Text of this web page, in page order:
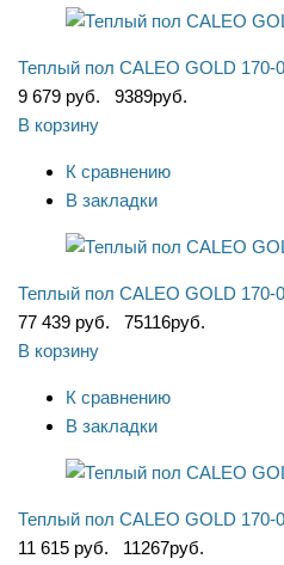
Теплый пол CALEO GOLD 170-
9 679 руб.
9389руб.
В корзину
К сравнению
В закладки
Теплый пол CALEO GOLD 170-
77 439 руб.
75116руб.
В корзину
К сравнению
В закладки
Теплый пол CALEO GOLD 170-
11 615 руб.
11267руб.